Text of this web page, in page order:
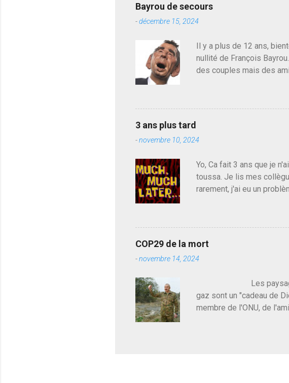
e
r
u
m
m
e
n
r
Bayrou de secours
-décembre 15, 2024
Il y a plus de 12 ans,
nullité de François
des couples mais des
déjà le candidat de la
du centre de la gauche
de l'Assemblée ou du
3 ans plus tard
-novembre 10, 2024
Yo, Ca fait 3 ans que je
toussa. Je lis mes
rarement, j'ai eu un
pouvoir, Vlad Poutine
Couilles Un, Les
demandait pas plus sont
vouloir, quand un attentat
COP29 de la mort
-novembre 14, 2024
Les paysages
gaz sont un "cadeau de
membre de l'ONU, de
le mieux c'est d'en
l'avance, on sent bien